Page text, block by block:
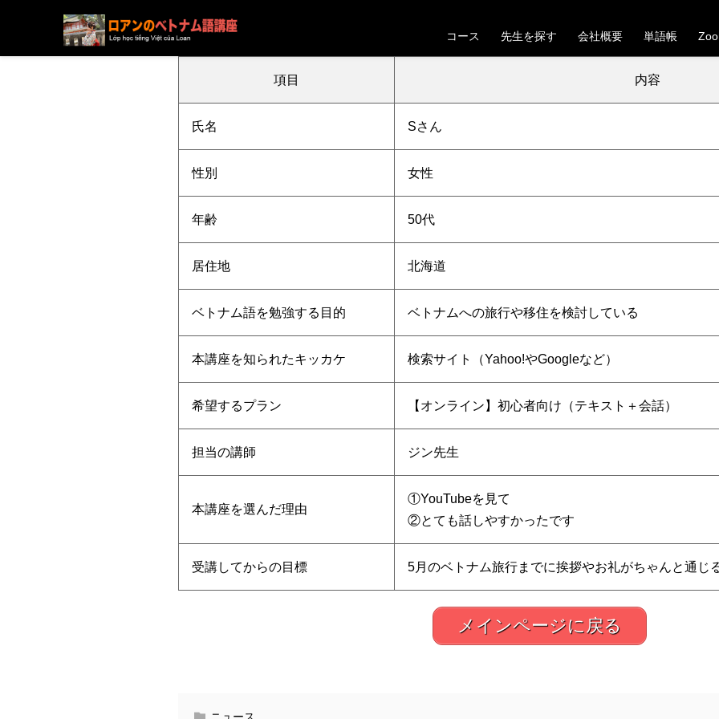
コース 先生を探す 会社概要 単語帳
項目 内容
氏名 Sさん
性別 女性
年齢 50代
居住地 北海道
ベトナム語を勉強する目的 ベトナムへの旅行や移住を検討している
本講座を知られたキッカケ 検索サイト（Yahoo!やGoogleなど）
希望するプラン 【オンライン】初心者向け（テキスト＋会話）
担当の講師 ジン先生
本講座を選んだ理由
①YouTubeを見て
②とても話しやすかったです
受講してからの目標 5月のベトナム旅行までに挨拶やお礼がちゃんと通じ
メインページに戻る